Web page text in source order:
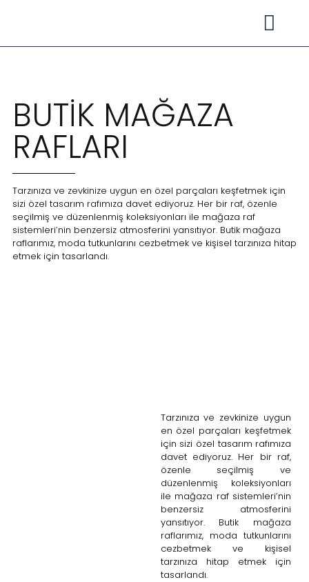
BUTIK MAĞAZA
RAFLARI
Tarzınıza ve zevkinize uygun en özel parçaları keşfetmek için
sizi özel tasarım rafımıza davet ediyoruz. Her bir raf, özenle
seçilmiş ve düzenlenmiş koleksiyonları ile mağaza raf
sistemleri’nin benzersiz atmosferini yansıtıyor. Butik mağaza
raflarımız, moda tutkunlarını cezbetmek ve kişisel tarzınıza hitap
etmek için tasarlandı.
Tarzınıza ve zevkinize uygun
en özel parçaları keşfetmek
için sizi özel tasarım rafımıza
davet ediyoruz. Her bir raf,
özenle seçilmiş ve
düzenlenmiş koleksiyonları
ile mağaza raf sistemleri’nin
benzersiz atmosferini
yansıtıyor. Butik mağaza
raflarımız, moda tutkunlarını
cezbetmek ve kişisel
tarzınıza hitap etmek için
tasarlandı.